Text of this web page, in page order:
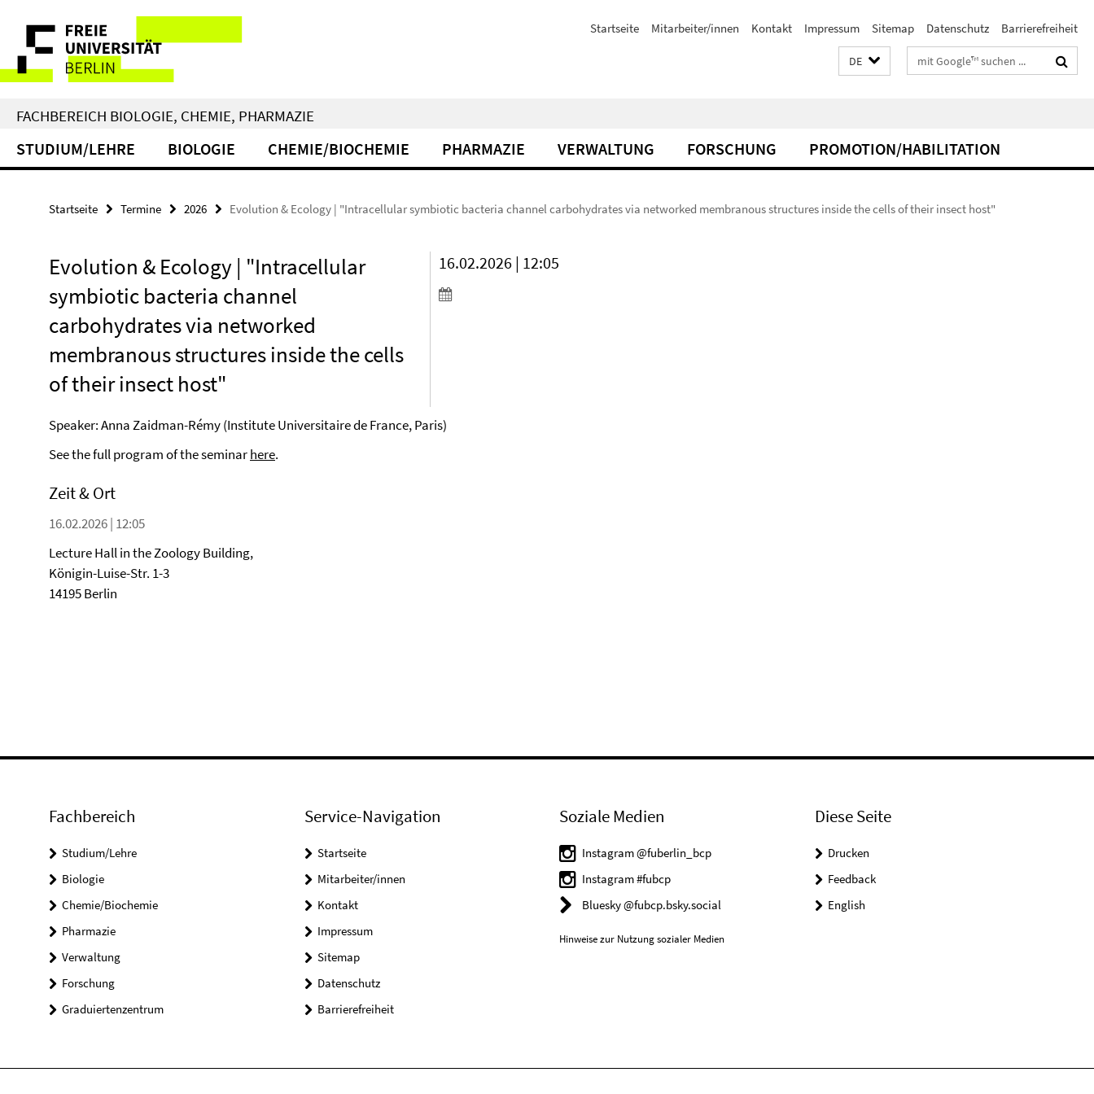
direkt
Inhalt
Service-
Navigation
Startseite Mitarbeiter/innen Kontakt Impressum Sitemap Datenschutz Barrierefreiheit
DE Suchbegriffe
FACHBEREICH BIOLOGIE, CHEMIE, PHARMAZIE
STUDIUM/LEHRE BIOLOGIE CHEMIE/BIOCHEMIE PHARMAZIE VERWALTUNG FORSCHUNG PROMOTION/HABILITATION
Startseite Termine 2026 Evolution & Ecology | "Intracellular symbiotic bacteria channel carbohydrates via networked membranous structures inside the cells of their insect host"
Evolution & Ecology | "Intracellular
symbiotic bacteria channel
carbohydrates via networked
membranous structures inside the cells
of their insect host"
16.02.2026 | 12:05
Speaker: Anna Zaidman-Rémy (Institute Universitaire de France, Paris)
See the full program of the seminarhere.
Zeit & Ort
16.02.2026 | 12:05
Lecture Hall in the Zoology Building,
Königin-Luise-Str. 1-3
14195 Berlin
Fachbereich
Studium/Lehre
Biologie
Chemie/Biochemie
Pharmazie
Verwaltung
Forschung
Graduiertenzentrum
Service-Navigation
Startseite
Mitarbeiter/innen
Kontakt
Impressum
Sitemap
Datenschutz
Barrierefreiheit
Soziale Medien
Instagram @fuberlin_bcp
Instagram #fubcp
Bluesky @fubcp.bsky.social
Hinweise zur Nutzung sozialer Medien
Diese Seite
Drucken
Feedback
English